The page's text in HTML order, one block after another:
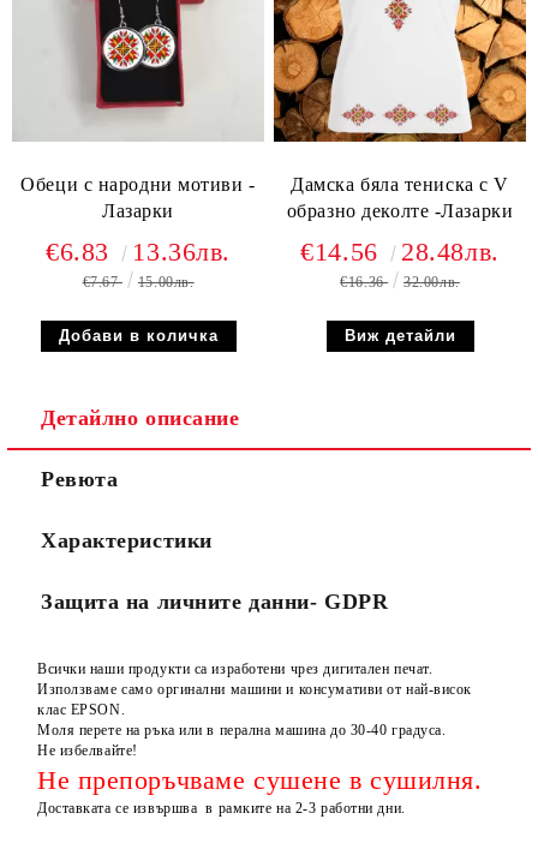
Обеци с народни мотиви -
Лазарки
€6.83 13.36лв.
€7.67 15.00лв.
Дамска бяла тениска с V
образно деколте -Лазарки
€14.56 28.48лв.
€16.36 32.00лв.
Виж детайли
Детайлно описание
Ревюта
Характеристики
Защита на личните данни- GDPR
Всички наши продукти са изработени чрез дигитален печат.
Използваме само оргинални машини и консумативи от най-висок
клас EPSON.
Моля перете на ръка или в перална машина до 30-40 градуса.
Не избелвайте!
Не препоръчваме сушене в сушилня.
Доставката се извършва в рамките на 2-3 работни дни.